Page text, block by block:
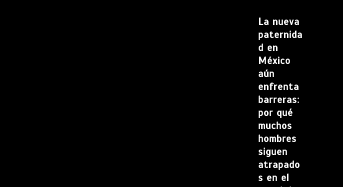
La nueva
paternida
d en
México
aún
enfrenta
barreras:
por qué
muchos
hombres
siguen
atrapado
s en el